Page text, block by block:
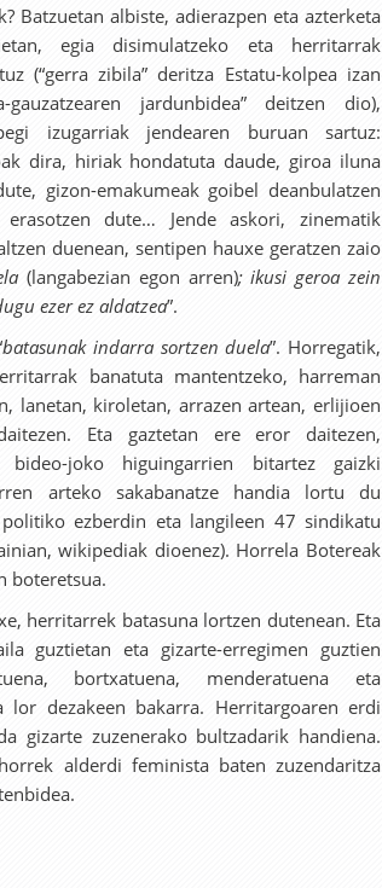
Batzuetan albiste, adierazpen eta azterketa
egia disimulatzeko eta herritarrak
(“gerra zibila” deritza Estatu-kolpea izan
gauzatzearen jardunbidea” deitzen dio),
izugarriak jendearen buruan sartuz:
dira, hiriak hondatuta daude, giroa iluna
gizon-emakumeak goibel deanbulatzen
dute… Jende askori, zinematik
duenean, sentipen hauxe geratzen zaio
(langabezian egon arren); ikusi geroa zein
ezer ez aldatzea”.
batasunak indarra sortzen duela”. Horregatik,
banatuta mantentzeko, harreman
lanetan, kiroletan, arrazen artean, erlijioen
Eta gaztetan ere eror daitezen,
bideo-joko higuingarrien bitartez gaizki
arteko sakabanatze handia lortu du
ezberdin eta langileen 47 sindikatu
wikipediak dioenez). Horrela Botereak
boteretsua.
herritarrek batasuna lortzen dutenean. Eta
guztietan eta gizarte-erregimen guztien
bortxatuena, menderatuena eta
lor dezakeen bakarra. Herritargoaren erdi
gizarte zuzenerako bultzadarik handiena.
alderdi feminista baten zuzendaritza